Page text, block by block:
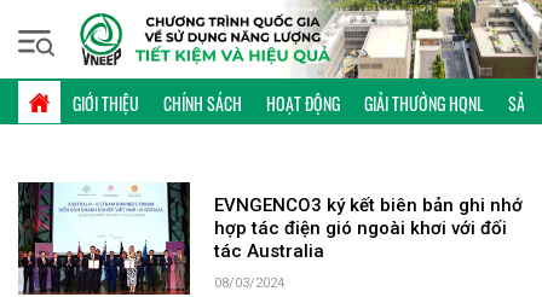
GIỚI THIỆU CHÍNH SÁCH HOẠT ĐỘNG GIẢI THƯỞNG HQNL SẢN
Thứ sáu, 07/08/2026 | 06:35 GMT+7
TỪ KHÓA: ĐIỆN GIÓ
EVNGENCO3 ký kết biên bản ghi nhớ
hợp tác điện gió ngoài khơi với đối
tác Australia
08/03/2024